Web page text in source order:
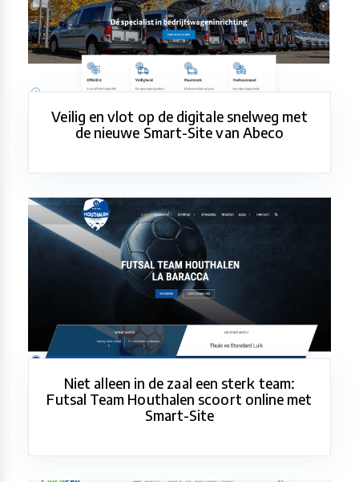
Veilig en vlot op de digitale snelweg met
de nieuwe Smart-Site van Abeco
Niet alleen in de zaal een sterk team:
Futsal Team Houthalen scoort online met
Smart-Site